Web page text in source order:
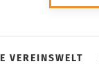
VEREINSWELT